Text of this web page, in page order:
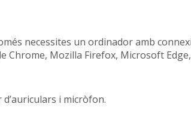
necessites un ordinador amb
Chrome, Mozilla Firefox, Microsoft
i micròfon.